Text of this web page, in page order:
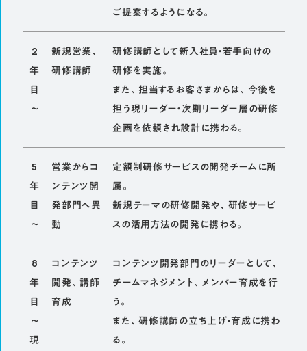
ご提案するようになる。
2
年
目
～
新規営業、
研修講師
研修講師として新入社員・若手向けの
研修を実施。
また、担当するお客さまからは、今後を
担う現リーダー・次期リーダー層の研修
企画を依頼され設計に携わる。
5
年
目
～
営業からコ
ンテンツ開
発部門へ異
動
定額制研修サービスの開発チームに所
属。
新規テーマの研修開発や、研修サービ
スの活用方法の開発に携わる。
8
年
目
～
現
コンテンツ
開発、講師
育成
コンテンツ開発部門のリーダーとして、
チームマネジメント、メンバー育成を行
う。
また、研修講師の立ち上げ・育成に携わ
る。